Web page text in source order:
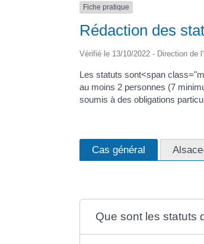
Fiche pratique
Rédaction des
Vérifié le 13/10/2022 - Direction de
Les statuts sont<span
au moins 2 personnes (7
soumis à des obligations
Cas général
Que sont les statuts